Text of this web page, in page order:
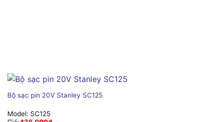
Bộ sạc pin 20V Stanley SC125
Model: SC125